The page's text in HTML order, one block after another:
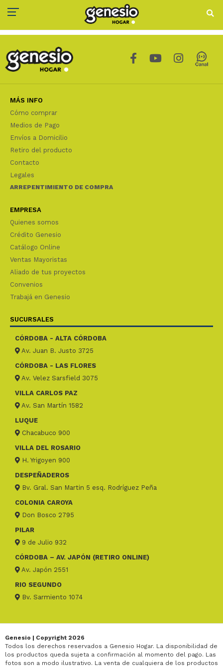
MÁS INFO
Cómo comprar
Medios de Pago
Envíos a Domicilio
Retiro del producto
Contacto
Legales
ARREPENTIMIENTO DE COMPRA
EMPRESA
Quienes somos
Crédito Genesio
Catálogo Online
Ventas Mayoristas
Aliado de tus proyectos
Convenios
Trabajá en Genesio
SUCURSALES
CÓRDOBA - ALTA CÓRDOBA
Av. Juan B. Justo 3725
CÓRDOBA - LAS FLORES
Av. Velez Sarsfield 3075
VILLA CARLOS PAZ
Av. San Martín 1582
LUQUE
Chacabuco 900
VILLA DEL ROSARIO
H. Yrigoyen 900
DESPEÑADEROS
Bv. Gral. San Martin 5 esq. Rodríguez Peña
COLONIA CAROYA
Don Bosco 2795
PILAR
9 de Julio 932
CÓRDOBA – AV. JAPÓN (RETIRO ONLINE)
Av. Japón 2551
RIO SEGUNDO
Bv. Sarmiento 1074
Genesio | Copyright 2026
Todos los derechos reservados a Genesio Hogar. La disponibilidad de
los productos queda sujeta a confirmación al momento del pago. Las
fotos son a modo ilustrativo. La venta de cualquiera de los productos